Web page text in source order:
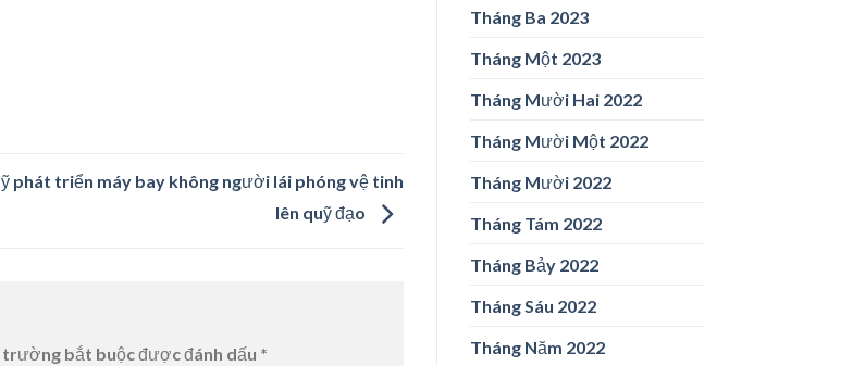
phát triển máy bay không người lái phóng vệ tinh
lên quỹ đạo
trường bắt buộc được đánh dấu *
Tháng Ba 2023
Tháng Một 2023
Tháng Mười Hai 2022
Tháng Mười Một 2022
Tháng Mười 2022
Tháng Tám 2022
Tháng Bảy 2022
Tháng Sáu 2022
Tháng Năm 2022